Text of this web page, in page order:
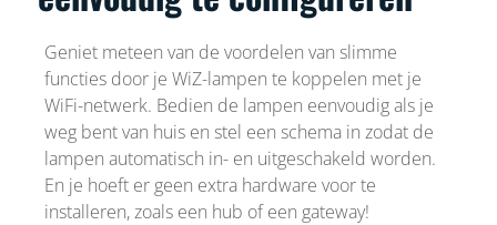
Geniet meteen van de voordelen van slimme
functies door je WiZ-lampen te koppelen met je
WiFi-netwerk. Bedien de lampen eenvoudig als je
weg bent van huis en stel een schema in zodat de
lampen automatisch in- en uitgeschakeld worden.
En je hoeft er geen extra hardware voor te
installeren, zoals een hub of een gateway!